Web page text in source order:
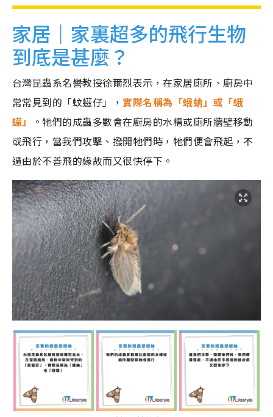
家居｜家裏超多的飛行生物
到底是甚麼？
台灣昆蟲系名譽教授徐爾烈表示，在家居廁所、廚房中
常常見到的「蚊螆仔」，實際名稱為「蛾蚋」或「蛾
蠓」
。牠們的成蟲多數會在廚房的水槽或廁所牆壁移動
或飛行，當我們攻擊、撥開牠們時，牠們便會飛起，不
過由於不善飛的緣故而又很快停下。